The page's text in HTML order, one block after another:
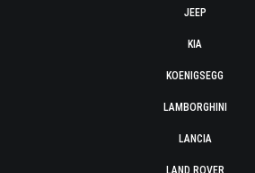
JEEP
KIA
KOENIGSEGG
LAMBORGHINI
LANCIA
LAND ROVER